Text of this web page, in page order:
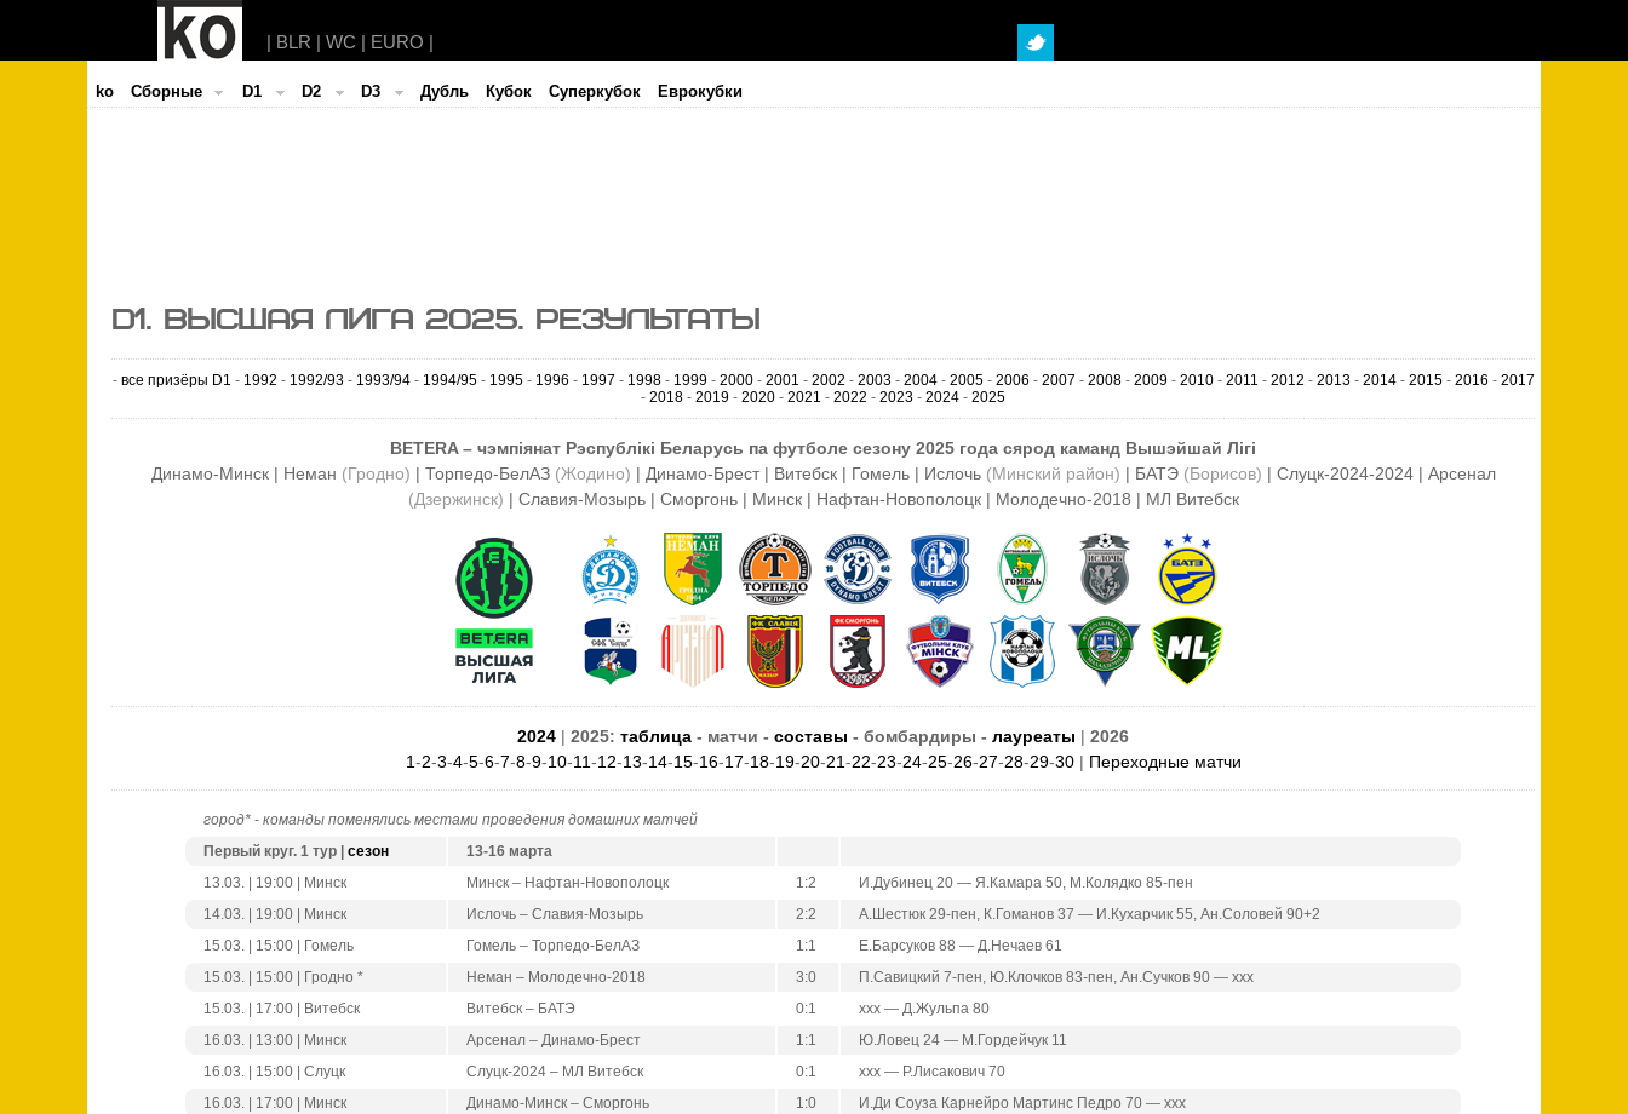
| BLR | WC | EURO |
ko Cборные D1 D2 D3 Дубль Кубок Суперкубок Еврокубки
D1. ВЫСШАЯ ЛИГА 2025. РЕЗУЛЬТАТЫ
- все призёры D1 - 1992 - 1992/93- 1993/94- 1994/95- 1995- 1996 - 1997 - 1998- 1999- 2000- 2001 - 2002 - 2003- 2004- 2005- 2006 - 2007 - 2008- 2009- 2010- 2011 - 2012 - 2013- 2014- 2015- 2016 - 2017
- 2018 - 2019 - 2020 - 2021 - 2022 - 2023 - 2024 - 2025
BETERA – чэмпiянат Рэспублікі Беларусь па футболе сезону 2025 года сярод каманд Вышэйшай Лiгi
Динамо-Минск | Неман (Гродно) | Торпедо-БелАЗ (Жодино) | Динамо-Брест | Витебск | Гомель | Ислочь (Минский район) | БАТЭ (Борисов) | Слуцк-2024-2024 | Арсенал
(Дзержинск) | Славия-Мозырь | Сморгонь | Минск | Нафтан-Новополоцк | Молодечно-2018 | МЛ Витебск
2024 | 2025: таблица - матчи - составы - бомбардиры - лауреаты | 2026
1-2-3-4-5-6-7-8-9-10-11-12-13-14-15-16-17-18-19-20-21-22-23-24-25-26-27-28-29-30| Переходные матчи
город* - команды поменялись местами проведения домашних матчей
Первый круг. 1 тур | сезон
13-16 марта
13.03. | 19:00 | Минск
Минск – Нафтан-Новополоцк 1:2
И.Дубинец 20 — Я.Камара 50, М.Колядко 85-пен
14.03. | 19:00 | Минск
Ислочь – Славия-Мозырь 2:2
А.Шестюк 29-пен, К.Гоманов 37 — И.Кухарчик 55, Ан.Соловей 90+2
15.03. | 15:00 | Гомель
Гомель – Торпедо-БелАЗ 1:1
Е.Барсуков 88 — Д.Нечаев 61
15.03. | 15:00 | Гродно *
Неман – Молодечно-2018 3:0
П.Савицкий 7-пен, Ю.Клочков 83-пен, Ан.Сучков 90 — ххх
15.03. | 17:00 | Витебск
Витебск – БАТЭ 0:1
ххх — Д.Жульпа 80
16.03. | 13:00 | Минск
Арсенал – Динамо-Брест 1:1
Ю.Ловец 24 — М.Гордейчук 11
16.03. | 15:00 | Слуцк
Слуцк-2024 – МЛ Витебск 0:1
ххх — Р.Лисакович 70
16.03. | 17:00 | Минск
Динамо-Минск – Сморгонь 1:0 И.Ди Соуза Карнейро Мартинс Педро 70 — ххх